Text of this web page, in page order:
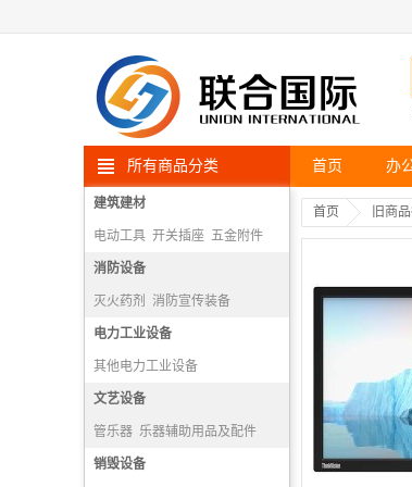
所有商品分类 首页 办
建筑建材
电动工具 开关插座 五金附件
高空安防用品
消防设备
灭火药剂 消防宣传装备
消防报警机
隔绝式正压氧气呼吸器
电力工业设备
其他电力工业设备
文艺设备
管乐器 乐器辅助用品及配件
打击乐器
销毁设备
首页 旧商